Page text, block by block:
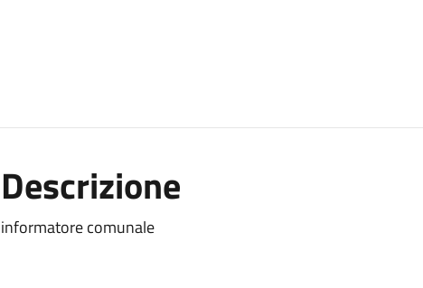
Descrizione
informatore comunale